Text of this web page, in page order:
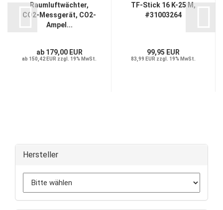
Raumluftwächter,
CO2-Messgerät, CO2-
Ampel...
ab 179,00 EUR
ab 150,42 EUR zzgl. 19% MwSt.
TF-Stick 16 K-25 M,
#31003264
99,95 EUR
83,99 EUR zzgl. 19% MwSt.
Hersteller